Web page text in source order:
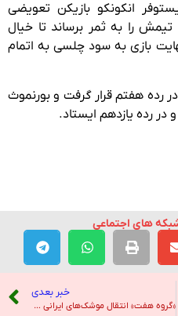
دوم در دقیقه ۸۶ کریستوفر انکونکو بازیکن تعویضی
را به ثمر برساند تا خیال
بازی به سود چلسی به اتمام
شد و در رده هفتم قرار گرفت و بورنموث
های اجتماعی
خبر بعدی
«گروه هفت» انتقال موشک‌های ایرانی به روسیه را محکوم کرد؛ انتقاد عراقچی از تحریم‌های جدید – رادیو فردا